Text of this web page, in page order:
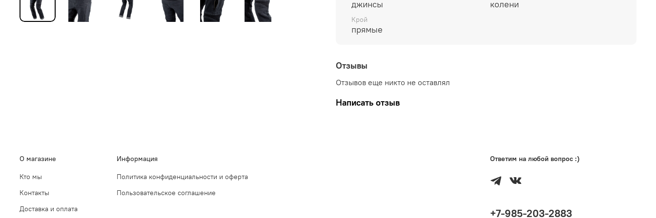
джинсы колени
Крой
прямые
Отзывы
Отзывов еще никто не оставлял
Написать отзыв
О магазине
Кто мы
Контакты
Доставка и оплата
Информация
Политика конфиденциальности и оферта
Пользовательское соглашение
Ответим на любой вопрос :)
+7-985-203-2883